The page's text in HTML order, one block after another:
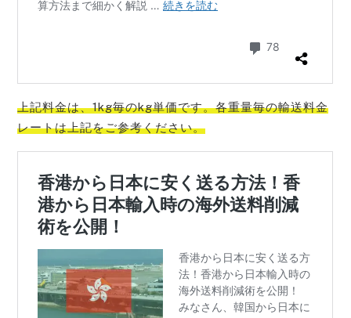
上記料金は、1kg毎のkg単価です。各重量毎の輸送料金
レートは上記をご参考ください。